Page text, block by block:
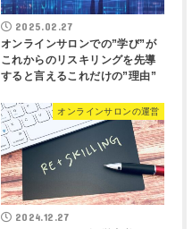
2025.02.27
オンラインサロンでの”学び”が
これからのリスキリングを先導
すると言えるこれだけの”理由”
オンラインサロンの運営
2024.12.27